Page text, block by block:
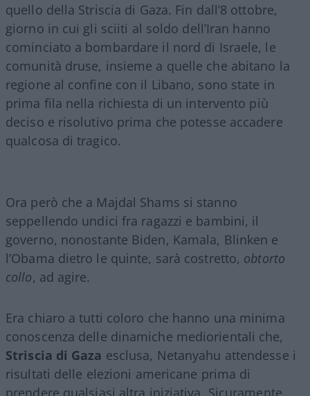
quello della Striscia di Gaza. Fin dall’8 ottobre,
giorno in cui gli sciiti al soldo dell’Iran hanno
cominciato a bombardare il nord di Israele, le
comunità druse, insieme a quelle che abitano la
regione al confine con il Libano, sono state in
prima fila nella richiesta di un intervento più
deciso e risolutivo prima che potesse accadere
qualcosa di tragico.
Ora però che a Majdal Shams si stanno
seppellendo undici fra ragazzi e bambini, il
governo, nonostante Biden, Kamala, Blinken e
l’Obama dietro le quinte, sarà costretto, obtorto
collo, ad agire.
Era chiaro a tutti coloro che hanno una minima
conoscenza delle dinamiche mediorientali che,
Striscia di Gaza esclusa, Netanyahu attendesse i
risultati delle elezioni americane prima di
prendere qualsiasi altra iniziativa. Sicuramente